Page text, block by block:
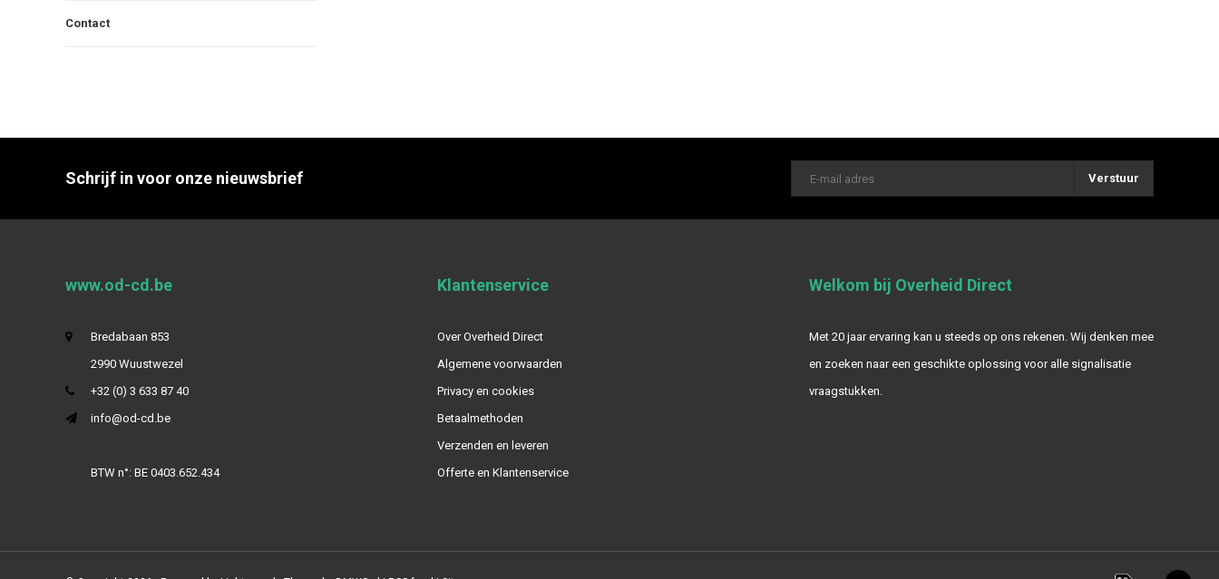
Contact
Schrijf in voor onze nieuwsbrief Verstuur
www.od-cd.be
Bredabaan 853
2990 Wuustwezel
+32 (0) 3 633 87 40
info@od-cd.be
BTW n°: BE 0403.652.434
Klantenservice
Over Overheid Direct
Algemene voorwaarden
Privacy en cookies
Betaalmethoden
Verzenden en leveren
Offerte en Klantenservice
Welkom bij Overheid Direct
Met 20 jaar ervaring kan u steeds op ons rekenen. Wij denken mee
en zoeken naar een geschikte oplossing voor alle signalisatie
vraagstukken.